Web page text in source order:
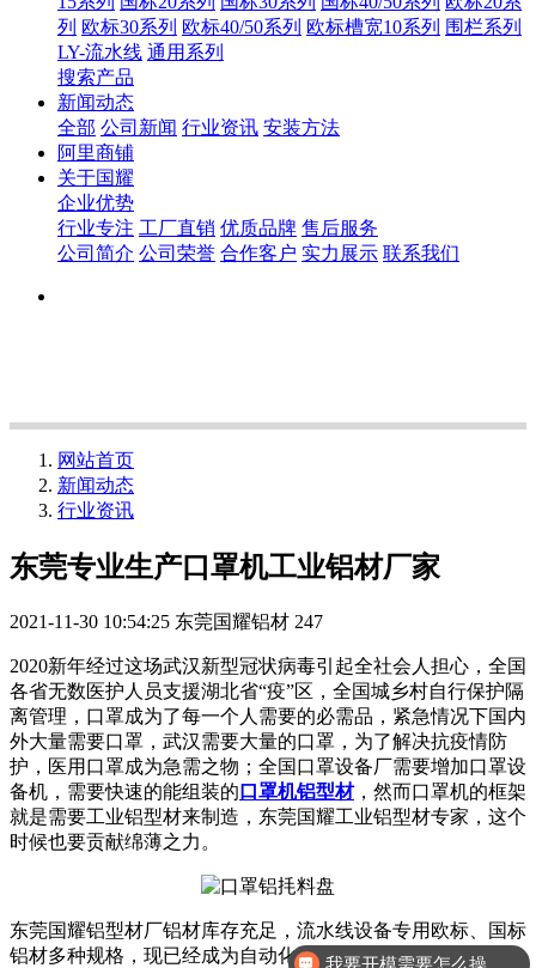
列 欧标30系列 欧标40/50系列 欧标槽宽10系列 围栏系列
LY-流水线 通用系列
搜索产品
新闻动态
全部 公司新闻 行业资讯 安装方法
阿里商铺
关于国耀
企业优势
行业专注 工厂直销 优质品牌 售后服务
公司简介 公司荣誉 合作客户 实力展示 联系我们
网站首页
新闻动态
行业资讯
东莞专业生产口罩机工业铝材厂家
2021-11-30 10:54:25 东莞国耀铝材 247
2020新年经过这场武汉新型冠状病毒引起全社会人担心，全国
各省无数医护人员支援湖北省“疫”区，全国城乡村自行保护隔
离管理，口罩成为了每一个人需要的必需品，紧急情况下国内
外大量需要口罩，武汉需要大量的口罩，为了解决抗疫情防
护，医用口罩成为急需之物；全国口罩设备厂需要增加口罩设
备机，需要快速的能组装的 口罩机铝型材，然而口罩机的框架
就是需要工业铝型材来制造，东莞国耀工业铝型材专家，这个
时候也要贡献绵薄之力。
东莞国耀铝型材厂铝材库存充足，流水线设备专用欧标、国标
铝材多种规格，现已经成为自动化设备口罩机原材料品牌商，
我要开模需要怎么操作？